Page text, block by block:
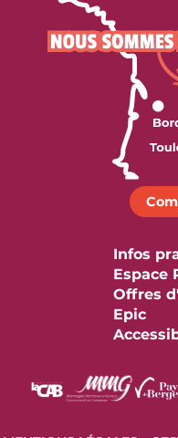
Infos
Espace
Offres
Epic